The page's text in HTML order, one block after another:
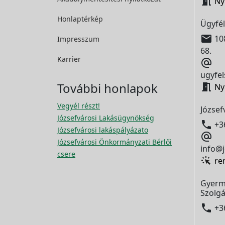
Honlaptérkép
Impresszum
Karrier
További honlapok
Vegyél részt!
Józsefvárosi Lakásügynökség
Józsefvárosi lakáspályázato
Józsefvárosi Önkormányzati Bérlői
csere

68.




